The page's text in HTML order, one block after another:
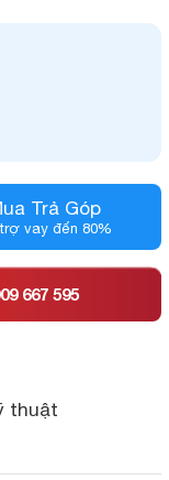
Trả Góp
vay đến 80%
667 595
thuật